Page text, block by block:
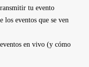
tu evento
los eventos que se ven
en vivo (y cómo